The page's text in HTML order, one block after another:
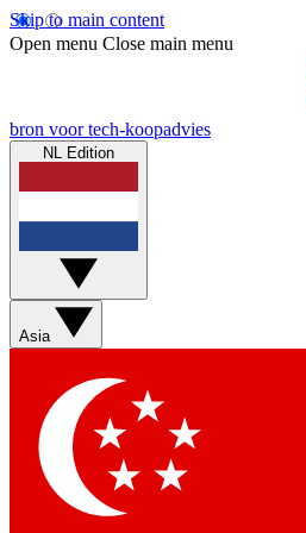
Skip to main content
Open menu Close main menu
bron voor tech-koopadvies
NL Edition
Asia